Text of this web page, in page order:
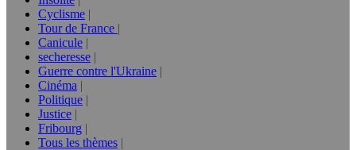
Cyclisme
Tour de France
Canicule
secheresse
Guerre contre l'Ukraine
Cinéma
Politique
Justice
Fribourg
Tous les thèmes